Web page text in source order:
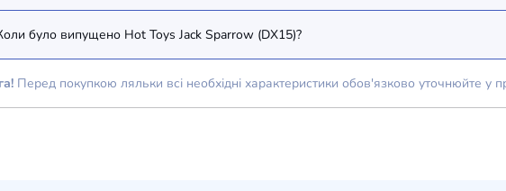
було випущено Hot Toys Jack Sparrow (DX15)?
Перед покупкою ляльки всі необхідні характеристики обов'язково уточнюйте у